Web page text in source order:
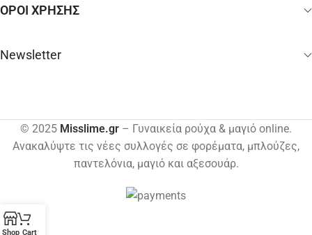
ΟΡΟΙ ΧΡΗΣΗΣ
Newsletter
© 2025 Misslime.gr – Γυναικεία ρούχα & μαγιό online.
Ανακαλύψτε τις νέες συλλογές σε φορέματα, μπλούζες,
παντελόνια, μαγιό και αξεσουάρ.
Shop Cart